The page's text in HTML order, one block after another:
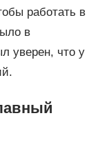
работать в
в
уверен, что у